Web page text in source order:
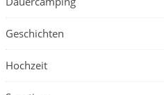
Geschichten
Hochzeit